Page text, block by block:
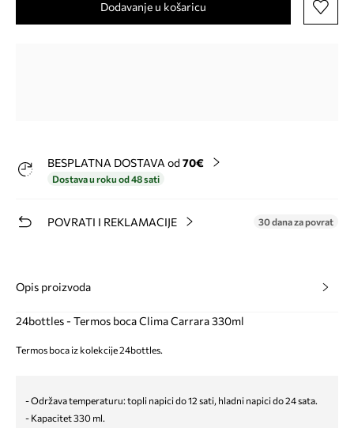
Dodavanje u košaricu
BESPLATNA DOSTAVA od 70€
Dostava u roku od 48 sati
POVRATI I REKLAMACIJE 30 dana za povrat
Opis proizvoda
24bottles - Termos boca Clima Carrara 330ml
Termos boca iz kolekcije 24bottles.
- Održava temperaturu: topli napici do 12 sati, hladni napici do 24 sata.
- Kapacitet 330 ml.